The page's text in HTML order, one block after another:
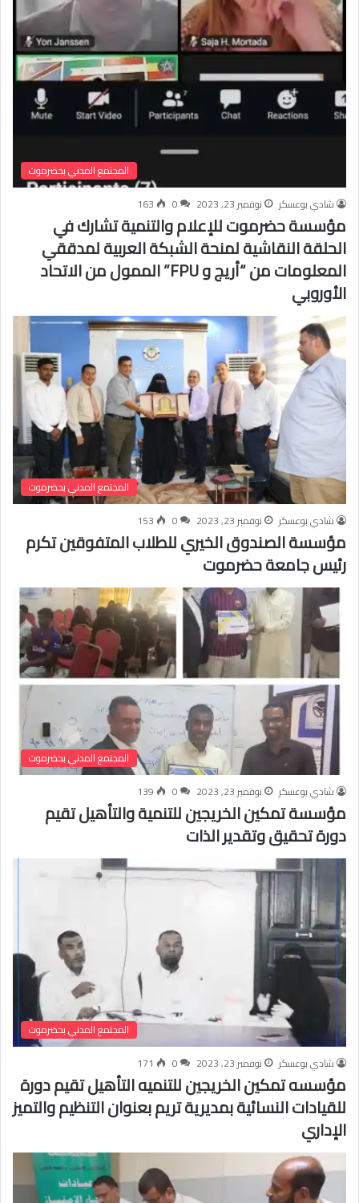
المجتمع المدني بحضرموت
شادي بوعسكر
نوفمبر 23, 2023 0
163
مؤسسة حضرموت للإعلام والتنمية تشارك في
الحلقة النقاشية لمنحة الشبكة العربية لمدققي
المعلومات من “أريج و FPU” الممول من الاتحاد
الأوروبي
المجتمع المدني بحضرموت
شادي بوعسكر
نوفمبر 23, 2023 0
153
مؤسسة الصندوق الخيري للطلاب المتفوقين تكرم
رئيس جامعة حضرموت
المجتمع المدني بحضرموت
شادي بوعسكر
نوفمبر 23, 2023 0
139
مؤسسة تمكين الخريجين للتنمية والتأهيل تقيم
دورة تحقيق وتقدير الذات
المجتمع المدني بحضرموت
شادي بوعسكر
نوفمبر 23, 2023 0
171
مؤسسه تمكين الخريجين للتنميه التأهيل تقيم دورة
للقيادات النسائية بمديرية تريم بعنوان التنظيم والتميز
الإداري